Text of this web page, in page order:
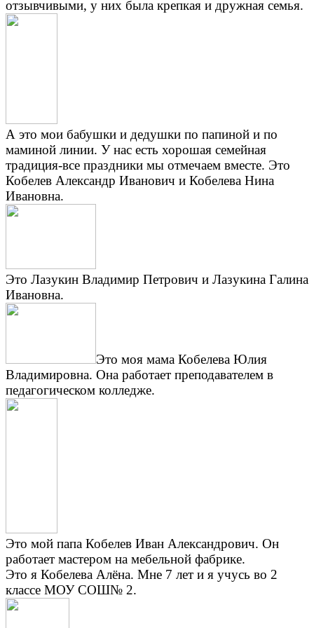
отзывчивыми, у них была крепкая и дружная семья.
А это мои бабушки и дедушки по папиной и по
маминой линии. У нас есть хорошая семейная
традиция-все праздники мы отмечаем вместе. Это
Кобелев Александр Иванович и Кобелева Нина
Ивановна.
Это Лазукин Владимир Петрович и Лазукина Галина
Ивановна.
Это моя мама Кобелева Юлия
Владимировна. Она работает преподавателем в
педагогическом колледже.
Это мой папа Кобелев Иван Александрович. Он
работает мастером на мебельной фабрике.
Это я Кобелева Алёна. Мне 7 лет и я учусь во 2
классе МОУ СОШ№ 2.